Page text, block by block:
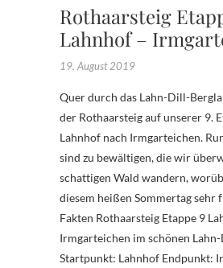
Rothaarsteig
Lahnhof –
19. August 2019
Quer durch das Lahn-Dill-Bergland führt uns
der Rothaarsteig auf unserer 9.
Lahnhof nach Irmgarteichen.
sind zu bewältigen, die wir
schattigen Wald wandern,
diesem heißen Sommertag sehr
Fakten Rothaarsteig Etappe 9
Irmgarteichen im schönen
Startpunkt: Lahnhof Endpunkt: